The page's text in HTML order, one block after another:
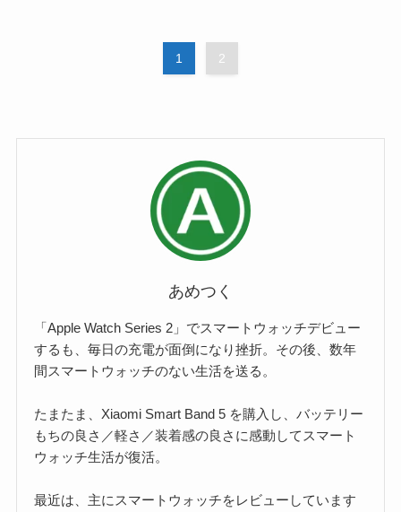
1 2
あめつく
「Apple Watch Series 2」でスマートウォッチデビュー
するも、毎日の充電が面倒になり挫折。その後、数年
間スマートウォッチのない生活を送る。
たまたま、Xiaomi Smart Band 5 を購入し、バッテリー
もちの良さ／軽さ／装着感の良さに感動してスマート
ウォッチ生活が復活。
最近は、主にスマートウォッチをレビューしています